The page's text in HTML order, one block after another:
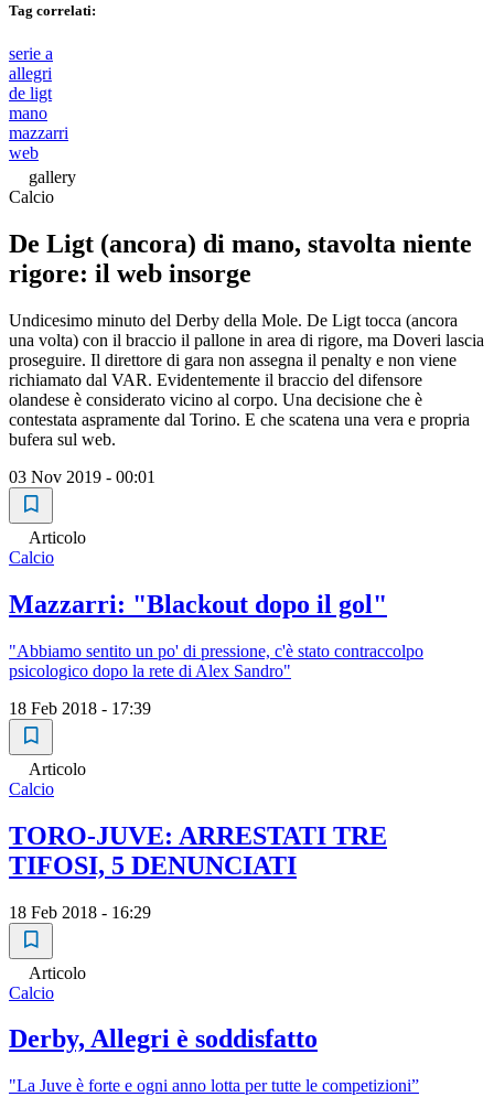
Tag correlati:
serie a
allegri
de ligt
mano
mazzarri
web
gallery
Calcio
De Ligt (ancora) di mano, stavolta niente
rigore: il web insorge
Undicesimo minuto del Derby della Mole. De Ligt tocca (ancora
una volta) con il braccio il pallone in area di rigore, ma Doveri lascia
proseguire. Il direttore di gara non assegna il penalty e non viene
richiamato dal VAR. Evidentemente il braccio del difensore
olandese è considerato vicino al corpo. Una decisione che è
contestata aspramente dal Torino. E che scatena una vera e propria
bufera sul web.
03 Nov 2019 - 00:01
Articolo
Calcio
Mazzarri: "Blackout dopo il gol"
"Abbiamo sentito un po' di pressione, c'è stato contraccolpo
psicologico dopo la rete di Alex Sandro"
18 Feb 2018 - 17:39
Articolo
Calcio
TORO-JUVE: ARRESTATI TRE
TIFOSI, 5 DENUNCIATI
18 Feb 2018 - 16:29
Articolo
Calcio
Derby, Allegri è soddisfatto
"La Juve è forte e ogni anno lotta per tutte le competizioni”